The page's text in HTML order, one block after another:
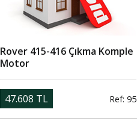
Rover 415-416 Çıkma Komple
Motor
47.608 TL Ref: 95